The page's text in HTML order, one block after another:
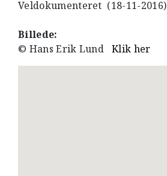
Veldokumenteret (18-11-2016)
Billede:
© Hans Erik LundKlik her